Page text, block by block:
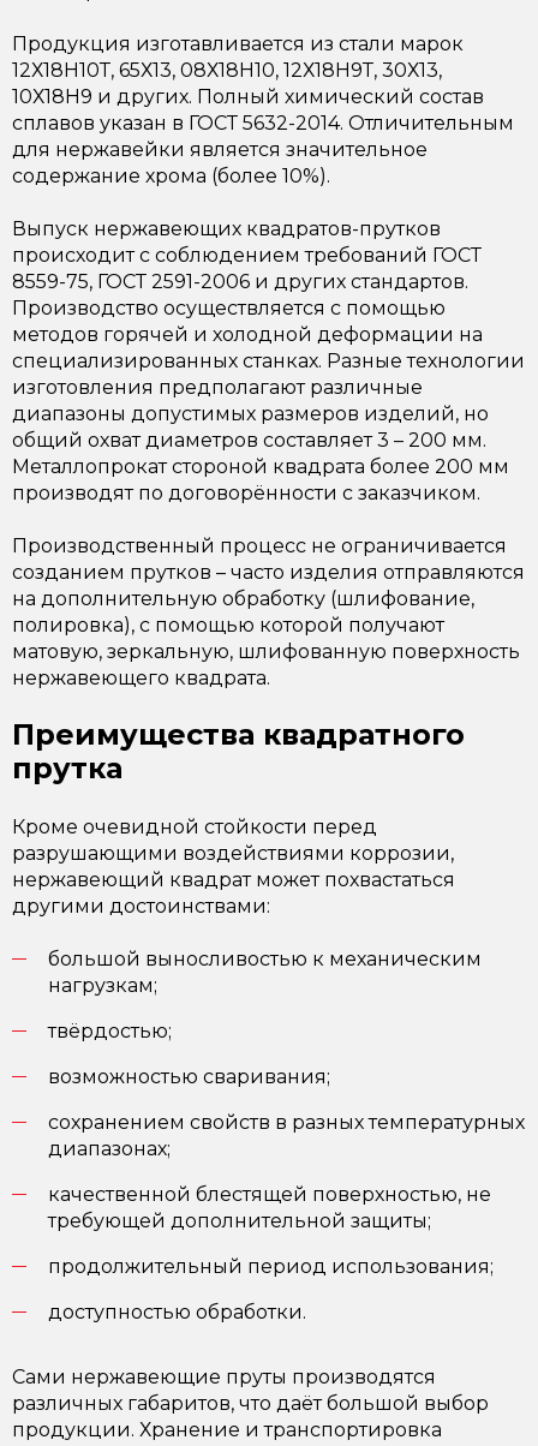
Продукция изготавливается из стали марок
12Х18Н10Т, 65Х13, 08Х18Н10, 12Х18Н9Т, 30Х13,
10Х18Н9 и других. Полный химический состав
сплавов указан в ГОСТ 5632-2014. Отличительным
для нержавейки является значительное
содержание хрома (более 10%).
Выпуск нержавеющих квадратов-прутков
происходит с соблюдением требований ГОСТ
8559-75, ГОСТ 2591-2006 и других стандартов.
Производство осуществляется с помощью
методов горячей и холодной деформации на
специализированных станках. Разные технологии
изготовления предполагают различные
диапазоны допустимых размеров изделий, но
общий охват диаметров составляет 3 – 200 мм.
Металлопрокат стороной квадрата более 200 мм
производят по договорённости с заказчиком.
Производственный процесс не ограничивается
созданием прутков – часто изделия отправляются
на дополнительную обработку (шлифование,
полировка), с помощью которой получают
матовую, зеркальную, шлифованную поверхность
нержавеющего квадрата.
Преимущества квадратного
прутка
Кроме очевидной стойкости перед
разрушающими воздействиями коррозии,
нержавеющий квадрат может похвастаться
другими достоинствами:
большой выносливостью к механическим
нагрузкам;
твёрдостью;
возможностью сваривания;
сохранением свойств в разных температурных
диапазонах;
качественной блестящей поверхностью, не
требующей дополнительной защиты;
продолжительный период использования;
доступностью обработки.
Сами нержавеющие пруты производятся
различных габаритов, что даёт большой выбор
продукции. Хранение и транспортировка